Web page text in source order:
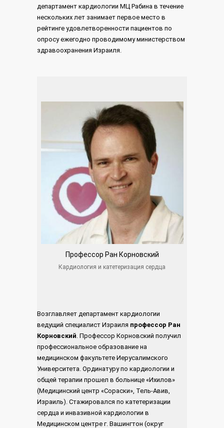
департамент кардиологии МЦ Рабина в течение
нескольких лет занимает первое место в
рейтинге удовлетворенности пациентов по
опросу ежегодно проводимому министерством
здравоохранения Израиля.
Профессор Ран Корновский
Кардиология и катетеризация сердца
Возглавляет департамент кардиологии
ведущий специалист Израиля профессор Ран
Корновский Профессор Корновский получил
профессиональное образование на
медицинском факультете Иерусалимского
Университета. Ординатуру по кардиологии и
общей терапии прошел в больнице «Ихилов»
(Медицинский центр «Сораски», Тель-Авив,
Израиль). Стажировался по катетеризации
сердца и инвазивной кардиологии в
Медицинском центре г. Вашингтон (округ